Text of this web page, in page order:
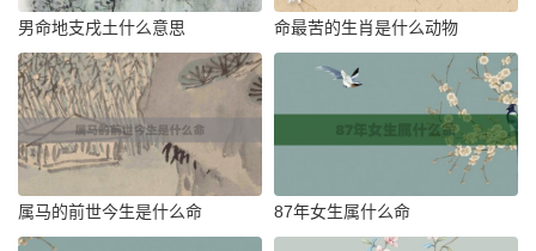
男命地支戌土什么意思 命最苦的生肖是什么动物
属马的前世今生是什么命 87年女生属什么命